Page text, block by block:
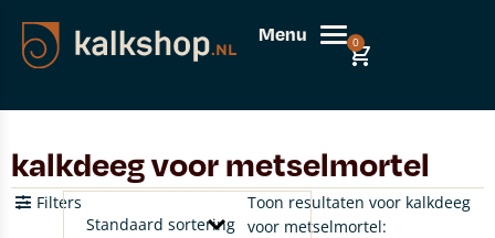
Menu 0
kalkdeeg voor metselmortel
Toon resultaten voor kalkdeeg
voor metselmortel:
Filters